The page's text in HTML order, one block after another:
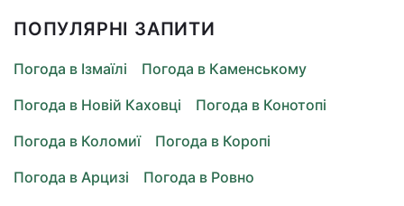
ПОПУЛЯРНІ ЗАПИТИ
Погода в Ізмаїлі
Погода в Каменському
Погода в Новій Каховці
Погода в Конотопі
Погода в Коломиї
Погода в Коропі
Погода в Арцизі
Погода в Ровно